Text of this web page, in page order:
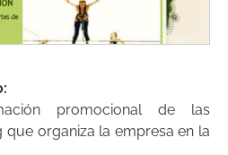
promocional de las
organiza la empresa en la